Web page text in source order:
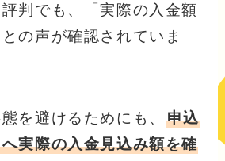
判でも、「実際の入金額
の声が確認されていま
を避けるためにも、 申込
実際の入金見込み額を確